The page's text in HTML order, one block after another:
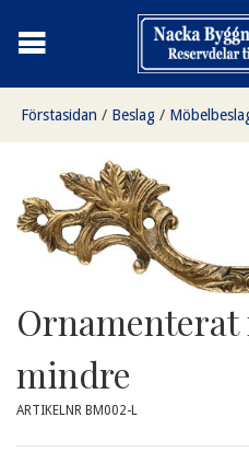
Förstasidan / Beslag /
Ornamenterat möbelhandtag
mindre
ARTIKELNR BM002-L